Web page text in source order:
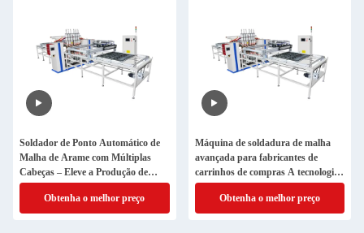
Soldador de Ponto Automático de
Malha de Arame com Múltiplas
Cabeças – Eleve a Produção de
Carrinhos de Compras
Obtenha o melhor preço
Máquina de soldadura de malha
avançada para fabricantes de
carrinhos de compras A tecnologia
adaptativa da Hwashi garante
consistência
Obtenha o melhor preço